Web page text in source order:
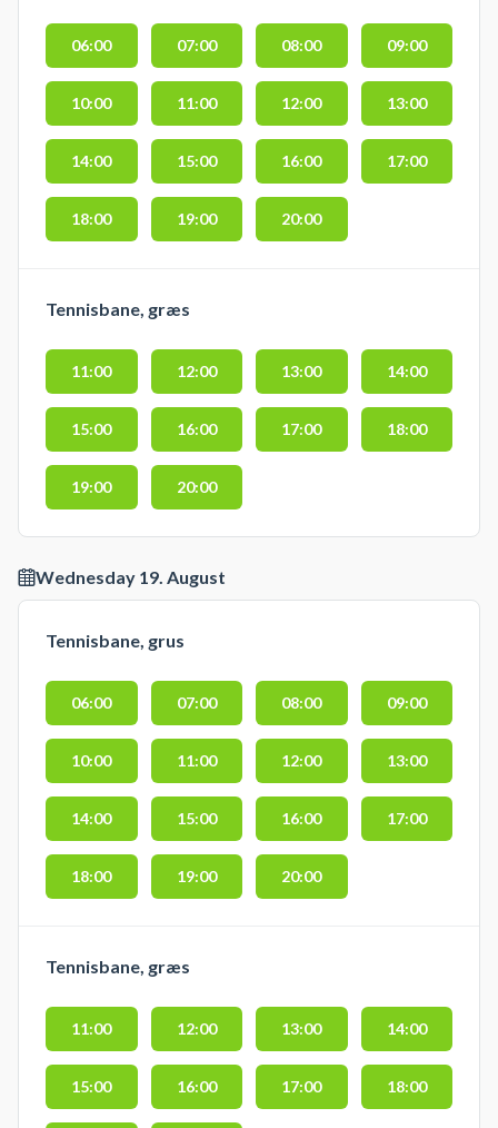
06:00 07:00 08:00 09:00
10:00 11:00 12:00 13:00
14:00 15:00 16:00 17:00
18:00 19:00 20:00
Tennisbane, græs
11:00 12:00 13:00 14:00
15:00 16:00 17:00 18:00
19:00 20:00
Wednesday 19. August
Tennisbane, grus
06:00 07:00 08:00 09:00
10:00 11:00 12:00 13:00
14:00 15:00 16:00 17:00
18:00 19:00 20:00
Tennisbane, græs
11:00 12:00 13:00 14:00
15:00 16:00 17:00 18:00